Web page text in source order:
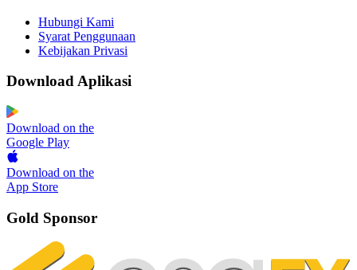
Hubungi Kami
Syarat Penggunaan
Kebijakan Privasi
Download Aplikasi
Download on the
Google Play
Download on the
App Store
Gold Sponsor